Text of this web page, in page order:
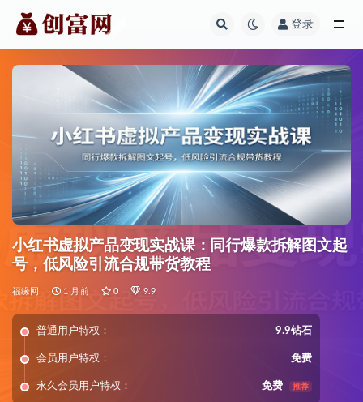
登录
小红书虚拟产品变现实战课：同行爆款拆解图文起
号，低风险引流合规带货教程
福缘网 1 月前 0 9.9
普通用户特权： 9.9钻石
会员用户特权： 免费
永久会员用户特权： 免费 推荐